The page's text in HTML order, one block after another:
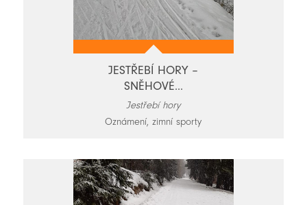
JESTŘEBÍ HORY –
SNĚHOVÉ...
Jestřebí hory
Oznámení, zimní sporty